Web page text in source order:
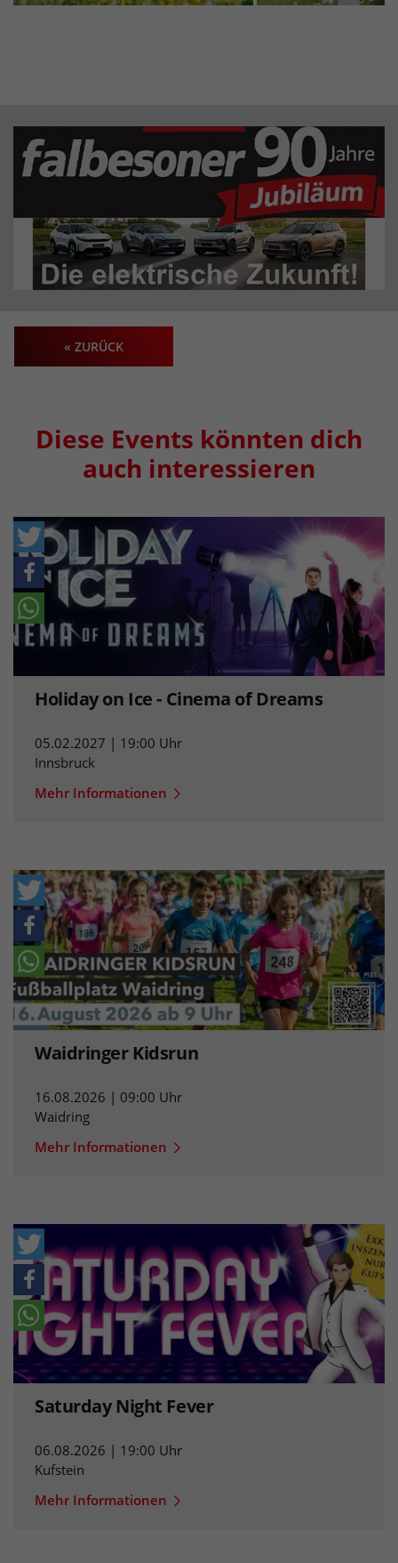
« ZURÜCK
Diese Events könnten dich
auch interessieren
Holiday on Ice - Cinema of Dreams
05.02.2027 | 19:00 Uhr
Innsbruck
Mehr Informationen
Waidringer Kidsrun
16.08.2026 | 09:00 Uhr
Waidring
Mehr Informationen
Saturday Night Fever
06.08.2026 | 19:00 Uhr
Kufstein
Mehr Informationen